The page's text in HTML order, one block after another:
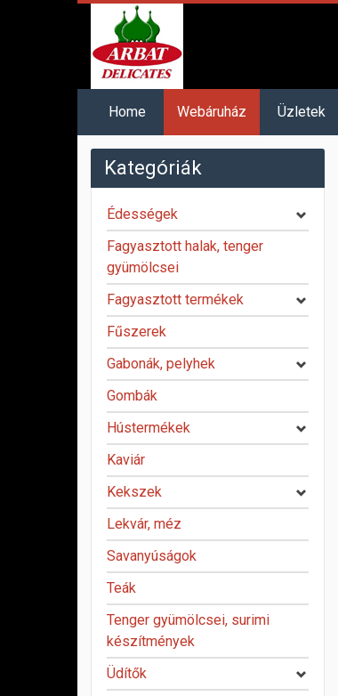
Home Webáruház Üzletek
Kategóriák
Édességek
Fagyasztott halak, tenger
gyümölcsei
Fagyasztott termékek
Fűszerek
Gabonák, pelyhek
Gombák
Hústermékek
Kaviár
Kekszek
Lekvár, méz
Savanyúságok
Teák
Tenger gyümölcsei, surimi
készítmények
Üdítők